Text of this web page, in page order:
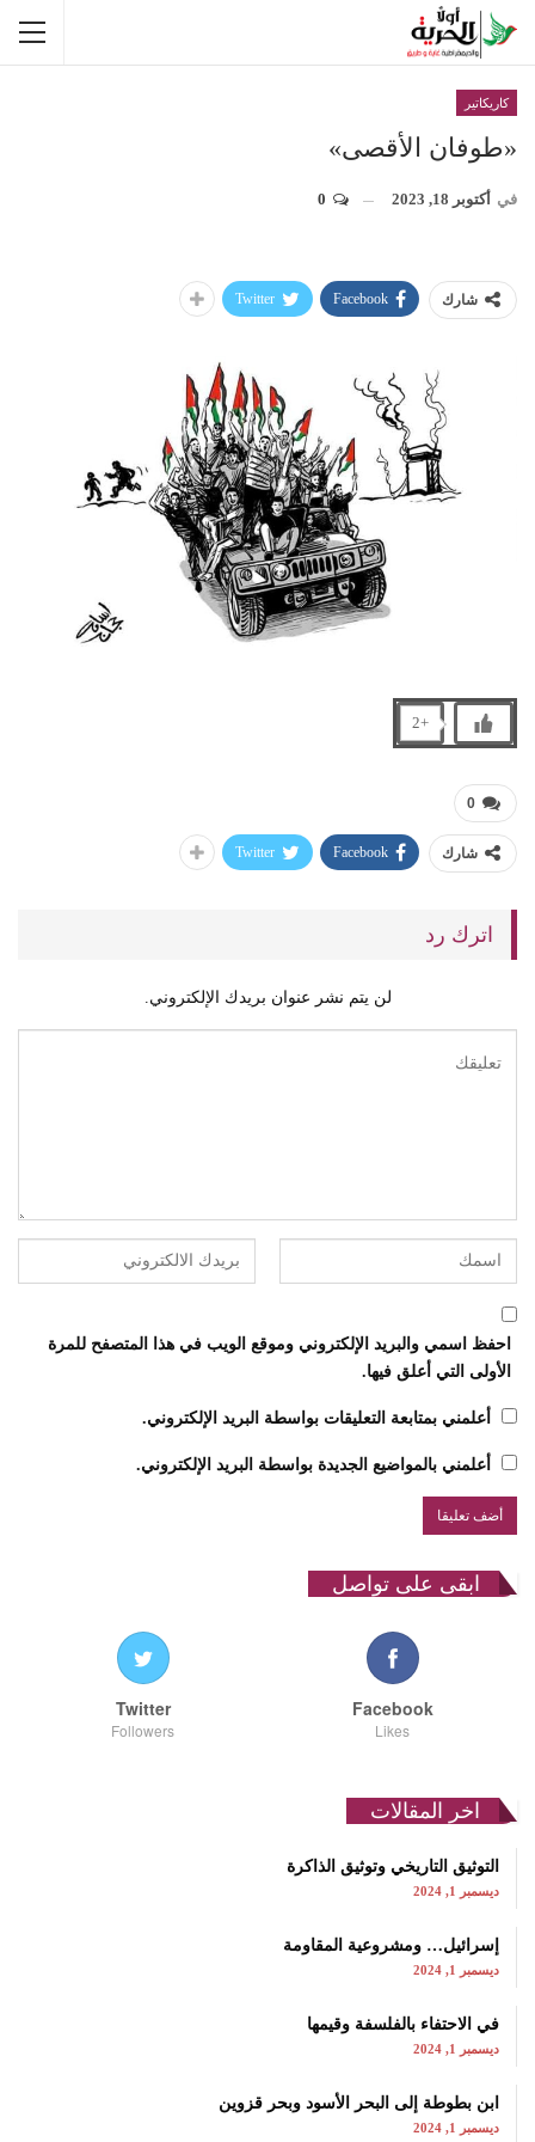
كاريكاتير
«طوفان الأقصى»
في أكتوبر 18, 2023
شارك Facebook
Twitter
+2
0
شارك Facebook
Twitter
اترك رد
لن يتم نشر عنوان بريدك الإلكتروني.
احفظ اسمي والبريد الإلكتروني وموقع الويب في هذا المتصفح للمرة
الأولى التي أعلق فيها.
أعلمني بمتابعة التعليقات بواسطة البريد الإلكتروني.
أعلمني بالمواضيع الجديدة بواسطة البريد الإلكتروني.
ابقى على تواصل
Facebook
Likes
Twitter
Followers
اخر المقالات
التوثيق التاريخي وتوثيق الذاكرة
ديسمبر 1, 2024
إسرائيل… ومشروعية المقاومة
ديسمبر 1, 2024
في الاحتفاء بالفلسفة وقيمها
ديسمبر 1, 2024
ابن بطوطة إلى البحر الأسود وبحر قزوين
ديسمبر 1, 2024